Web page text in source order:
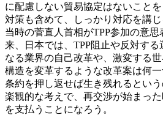
に配慮しない貿易協定はないこと
対策も含めて、しっかり対応を講
当時の菅直人首相がTPP参加の意
来、日本では、TPP阻止や反対す
なる業界の自己改革や、激変する
構造を変革するような改革案は何
条約を押し返せば生き残れるとい
楽観的な考えで、再交渉が始まっ
を支払うことになろう。